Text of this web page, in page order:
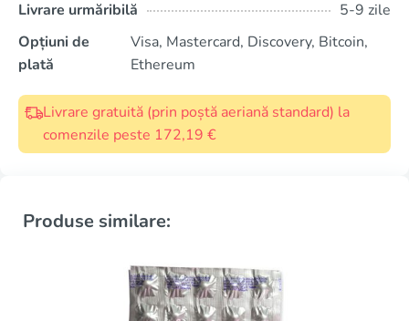
Livrare urmăribilă
5-9 zile
Opțiuni de
plată
Visa, Mastercard, Discovery, Bitcoin,
Ethereum
Livrare gratuită (prin poștă aeriană standard) la
comenzile peste 172,19 €
Produse similare: